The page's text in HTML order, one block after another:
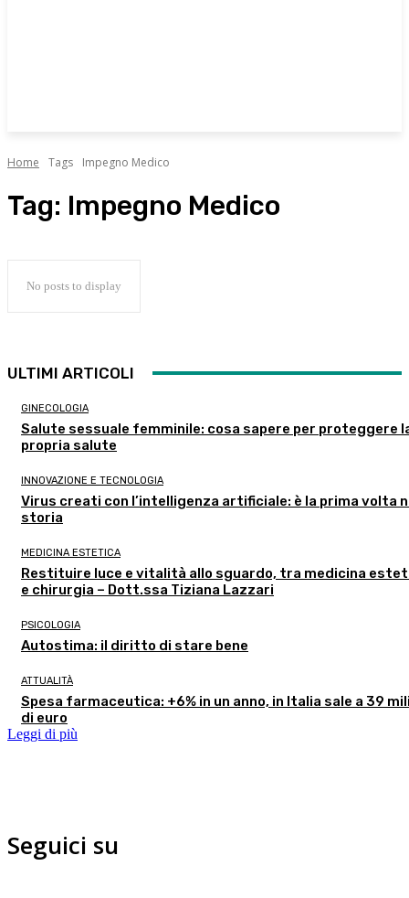
Home Tags Impegno Medico
Tag: Impegno Medico
No posts to display
ULTIMI ARTICOLI
GINECOLOGIA
Salute sessuale femminile: cosa sapere per proteggere
propria salute
INNOVAZIONE E TECNOLOGIA
Virus creati con l’intelligenza artificiale: è la prima volta
storia
MEDICINA ESTETICA
Restituire luce e vitalità allo sguardo, tra medicina
e chirurgia – Dott.ssa Tiziana Lazzari
PSICOLOGIA
Autostima: il diritto di stare bene
ATTUALITÀ
Spesa farmaceutica: +6% in un anno, in Italia sale a 39
di euro
Leggi di più
Seguici su